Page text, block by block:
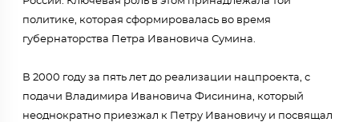
политике, которая сформировалась во время
губернаторства Петра Ивановича Сумина.
В 2000 году за пять лет до реализации нацпроекта, с
подачи Владимира Ивановича Фисинина, который
неоднократно приезжал к Петру Ивановичу и посвящал